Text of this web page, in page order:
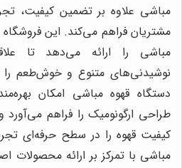
مباشی علاوه بر تضمین کیفیت،
مشتریان فراهم می‌کند. این
مباشی را ارائه می‌دهد تا
نوشیدنی‌های متنوع و خوش‌طعم را
دستگاه قهوه مباشی امکان
طراحی ارگونومیک را فراهم
کیفیت قهوه را در سطح حرفه‌ای
مباشی با تمرکز بر ارائه